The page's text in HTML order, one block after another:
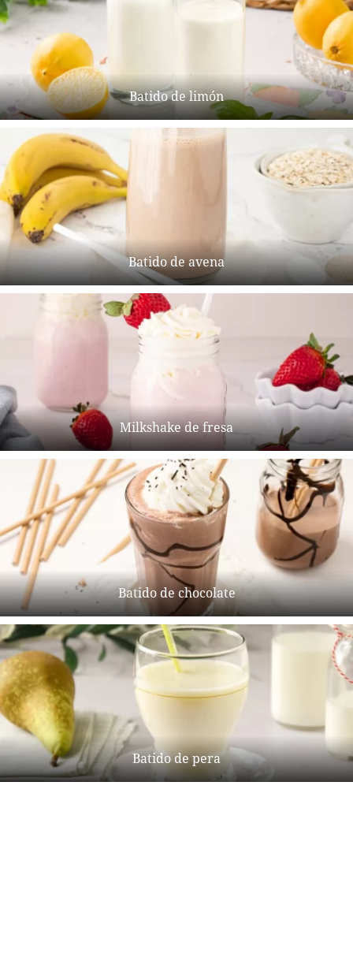
Batido de limón
Batido de avena
Milkshake de fresa
Batido de chocolate
Batido de pera